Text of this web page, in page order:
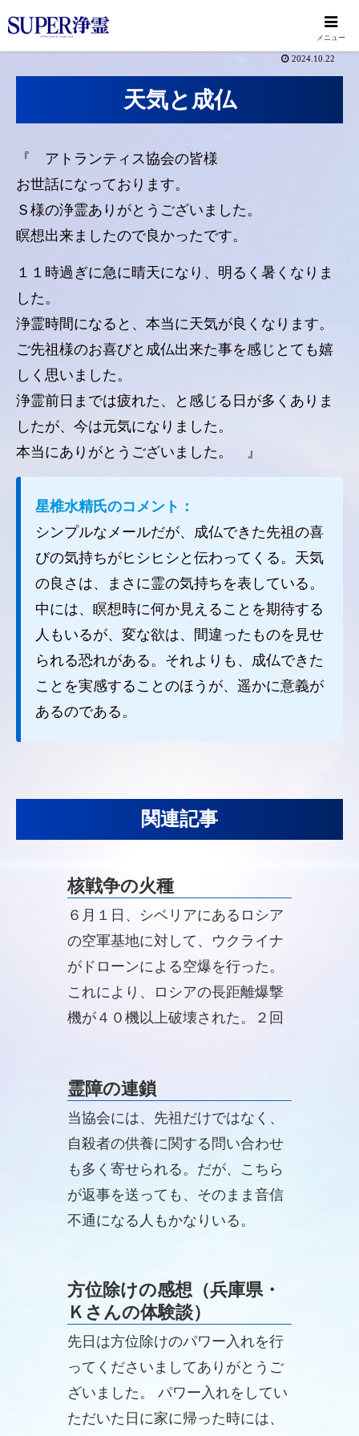
2024.10.22
天気と成仏
『 アトランティス協会の皆様
お世話になっております。
Ｓ様の浄霊ありがとうございました。
瞑想出来ましたので良かったです。
１１時過ぎに急に晴天になり、明るく暑くなりま
した。
浄霊時間になると、本当に天気が良くなります。
ご先祖様のお喜びと成仏出来た事を感じとても嬉
しく思いました。
浄霊前日までは疲れた、と感じる日が多くありま
したが、今は元気になりました。
本当にありがとうございました。 』
星椎水精氏のコメント：
シンプルなメールだが、成仏できた先祖の喜
びの気持ちがヒシヒシと伝わってくる。天気
の良さは、まさに霊の気持ちを表している。
中には、瞑想時に何か見えることを期待する
人もいるが、変な欲は、間違ったものを見せ
られる恐れがある。それよりも、成仏できた
ことを実感することのほうが、遥かに意義が
あるのである。
関連記事
核戦争の火種
６月１日、シベリアにあるロシア
の空軍基地に対して、ウクライナ
がドローンによる空爆を行った。
これにより、ロシアの長距離爆撃
機が４０機以上破壊された。２回
点が多い。
霊障の連鎖
当協会には、先祖だけではなく、
自殺者の供養に関する問い合わせ
も多く寄せられる。だが、こちら
が返事を送っても、そのまま音信
不通になる人もかなりいる。
方位除けの感想（兵庫県・
Ｋさんの体験談）
先日は方位除けのパワー入れを行
ってくださいましてありがとうご
ざいました。 パワー入れをしてい
ただいた日に家に帰った時には、
メニュー